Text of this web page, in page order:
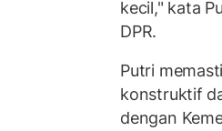
kecil," kata
DPR.
Putri
konstruktif
dengan